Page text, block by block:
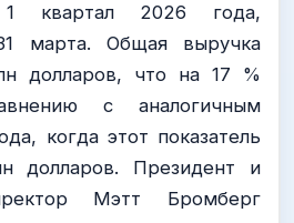
1 квартал 2026 года,
марта. Общая выручка
долларов, что на 17 %
с аналогичным
когда этот показатель
долларов. Президент и
Мэтт Бромберг